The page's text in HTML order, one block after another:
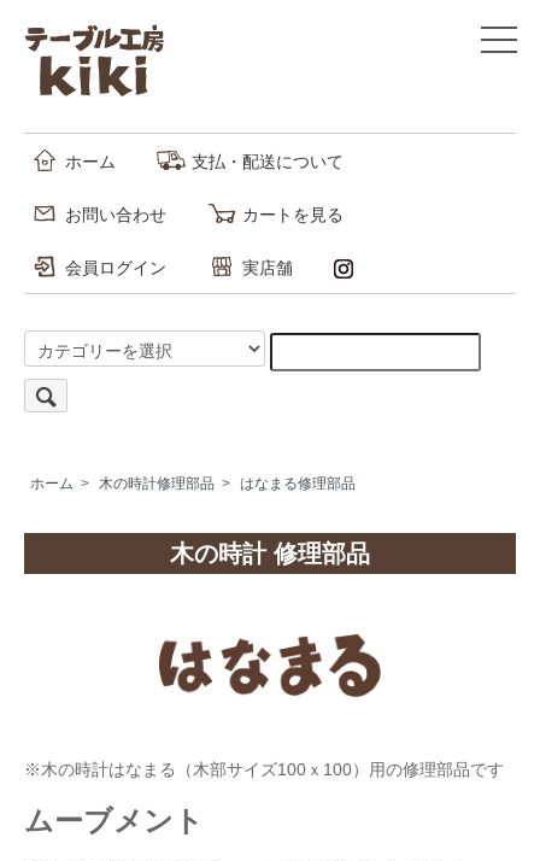
ホーム 支払・配送について
お問い合わせ カートを見る
会員ログイン 実店舗
ホーム > 木の時計修理部品 > はなまる修理部品
木の時計 修理部品
※木の時計はなまる（木部サイズ100ｘ100）用の修理部品です
ムーブメント